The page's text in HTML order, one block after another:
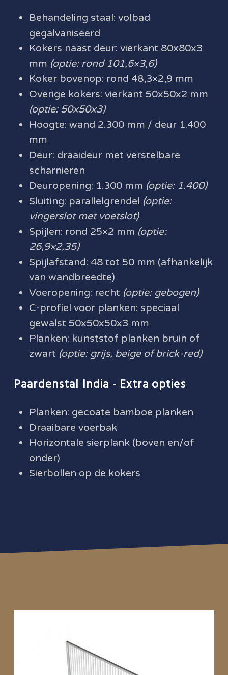
Behandeling staal: volbad
gegalvaniseerd
Kokers naast deur: vierkant 80x80x3
mm (optie: rond 101,6×3,6)
Koker bovenop: rond 48,3×2,9 mm
Overige kokers: vierkant 50x50x2 mm
(optie: 50x50x3)
Hoogte: wand 2.300 mm / deur 1.400
mm
Deur: draaideur met verstelbare
scharnieren
Deuropening: 1.300 mm (optie: 1.400)
Sluiting: parallelgrendel (optie:
vingerslot met voetslot)
Spijlen: rond 25×2 mm (optie:
26,9×2,35)
Spijlafstand: 48 tot 50 mm (afhankelijk
van wandbreedte)
Voeropening: recht (optie: gebogen)
C-profiel voor planken: speciaal
gewalst 50x50x50x3 mm
Planken: kunststof planken bruin of
zwart (optie: grijs, beige of brick-red)
Paardenstal India - Extra opties
Planken: gecoate bamboe planken
Draaibare voerbak
Horizontale sierplank (boven en/of
onder)
Sierbollen op de kokers